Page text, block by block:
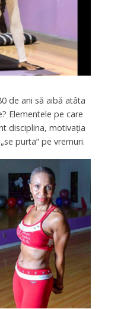
de ani să aibă atâta
Elementele pe care
disciplina, motivaţia
purta” pe vremuri.